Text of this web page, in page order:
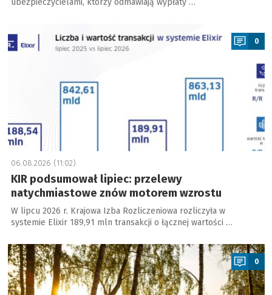
ubezpieczycielami, którzy odmawiają wypłaty …
0
06.08.2026 (11:02)
KIR podsumował lipiec: przelewy
natychmiastowe znów motorem wzrostu
W lipcu 2026 r. Krajowa Izba Rozliczeniowa rozliczyła w
systemie Elixir 189,91 mln transakcji o łącznej wartości …
a
0